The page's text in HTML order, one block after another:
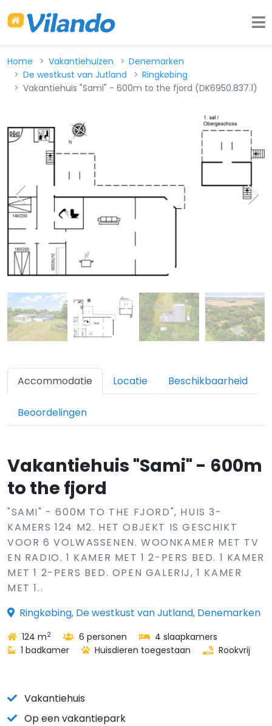
Home Vakantiehuizen
Denemarken
De westkust van Jutland
Ringkøbing
Vakantiehuis "Sami" - 600m to the fjord (DK6950.837.1)
Accommodatie Locatie Beschikbaarheid
Beoordelingen
Vakantiehuis "Sami" - 600m
to the fjord
"SAMI" - 600M TO THE FJORD", HUIS 3-
KAMERS 124 M2. HET OBJEKT IS GESCHIKT
VOOR 6 VOLWASSENEN. WOONKAMER MET TV
EN RADIO. 1 KAMER MET 1 2-PERS BED. 1 KAMER
MET 1 2-PERS BED. OPEN GALERIJ, 1 KAMER
MET 1..
Ringkøbing, De westkust van Jutland, Denemarken
124 m2 6 personen
4 slaapkamers
1 badkamer
Huisdieren toegestaan Rookvrij
Vakantiehuis
Op een vakantiepark